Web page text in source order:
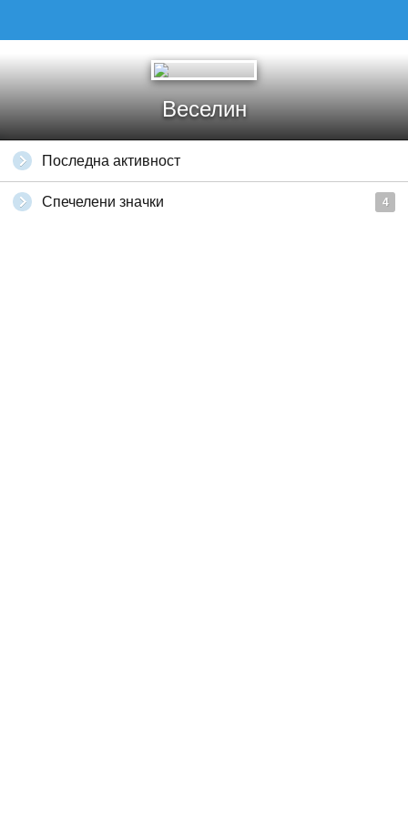
Веселин
Последна активност
Спечелени значки 4